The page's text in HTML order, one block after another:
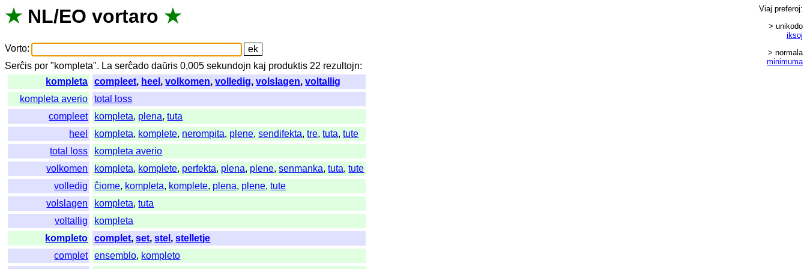
★ NL/EO vortaro ★
Vorto:
Serĉis por "kompleta". La serĉado daŭris 0,005sekundojn kaj produktis 22 rezultojn:
kompleta
compleet, heel ,volkomen,volledig,volslagen,voltallig
kompleta averio
total loss
compleet
kompleta, plena,tuta
heel
kompleta, komplete, nerompita, plene,sendifekta,tre,tuta,tute
total loss
kompleta averio
volkomen
kompleta, komplete, perfekta, plena, plene,senmanka,tuta,tute
volledig
ĉiome, kompleta, komplete, plena, plene,tute
volslagen
kompleta,tuta
voltallig
kompleta
kompleto
complet,set,stel ,stelletje
complet
ensemblo, kompleto
Viaj preferoj:
> unikodo
iksoj
> normala
minimuma